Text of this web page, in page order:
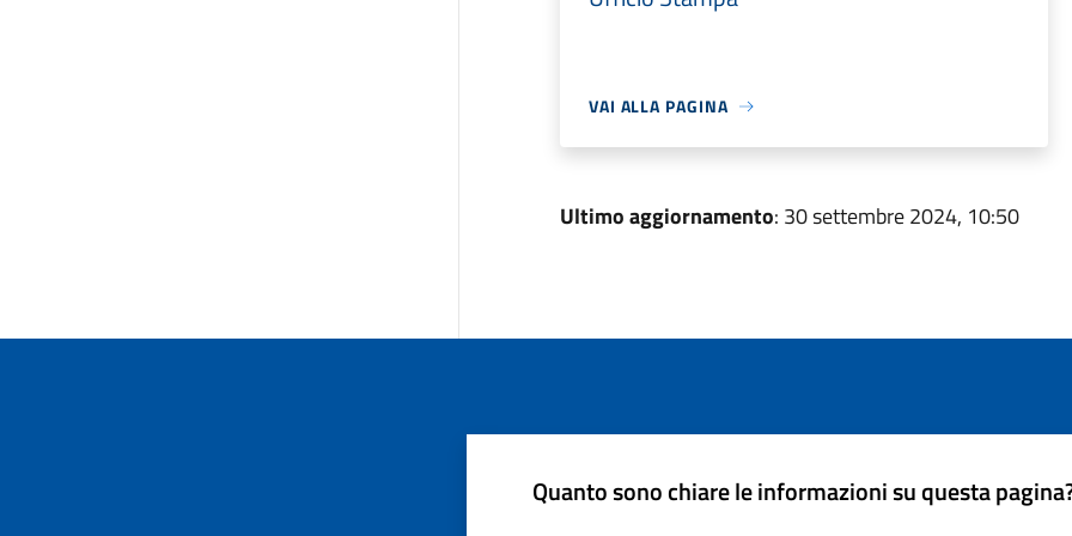
VAI ALLA PAGINA
Ultimo aggiornamento: 30 settembre 2024, 10:50
Quanto sono chiare le informazioni su questa